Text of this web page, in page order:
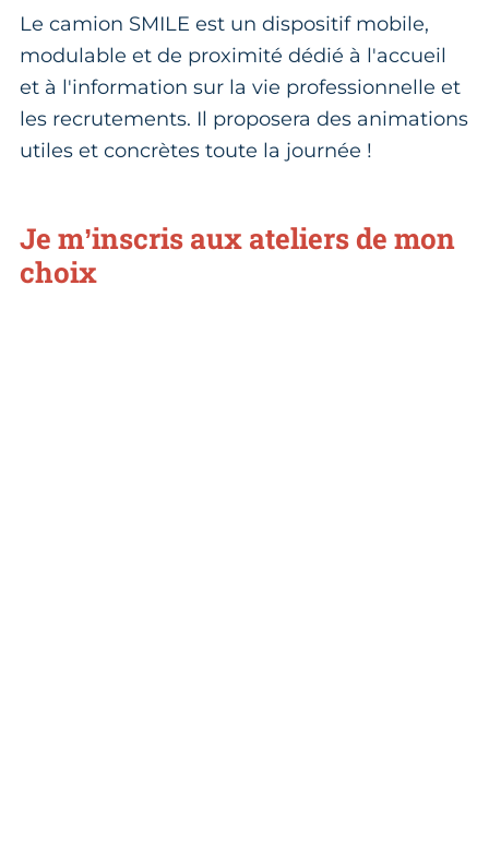
Le camion SMILE est un dispositif mobile,
modulable et de proximité dédié à l'accueil
et à l'information sur la vie professionnelle et
les recrutements. Il proposera des animations
utiles et concrètes toute la journée !
Je m’inscris aux ateliers de mon
choix